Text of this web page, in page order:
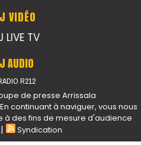
VIDÉO
LIVE TV
AUDIO
R212
de presse Arrissala
continuant à naviguer, vous nous
à des fins de mesure d'audience
| Syndication